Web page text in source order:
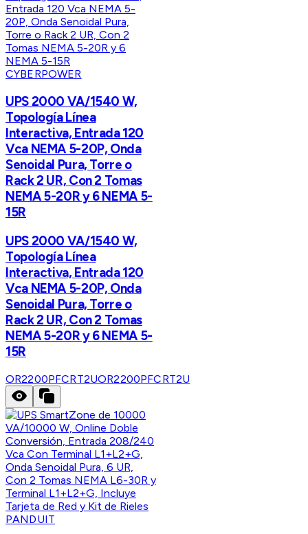
CYBERPOWER
UPS 2000 VA/1540 W,
Topología Línea
Interactiva, Entrada 120
Vca NEMA 5-20P, Onda
Senoidal Pura, Torre o
Rack 2 UR, Con 2 Tomas
NEMA 5-20R y 6 NEMA 5-
15R
UPS 2000 VA/1540 W,
Topología Línea
Interactiva, Entrada 120
Vca NEMA 5-20P, Onda
Senoidal Pura, Torre o
Rack 2 UR, Con 2 Tomas
NEMA 5-20R y 6 NEMA 5-
15R
OR2200PFCRT2UOR2200PFCRT2U
PANDUIT